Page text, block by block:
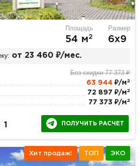
Площадь
54 м2
Размер
6х9
от 23 460 ₽/мес.
Без скидки 77 373 ₽
63 944₽/м 2
72 897 ₽/м 2
77 373 ₽/м 2
1 ПОЛУЧИТЬ РАСЧЕТ
Хит продаж! ТОП ЭКО